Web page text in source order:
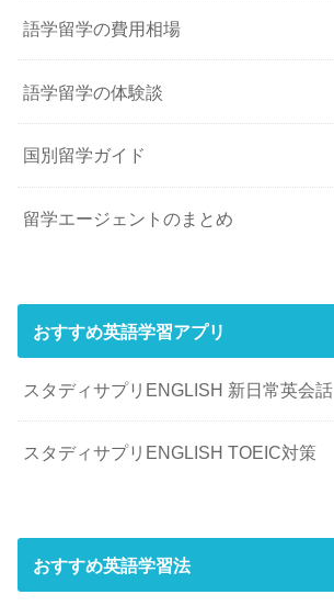
語学留学の費用相場
語学留学の体験談
国別留学ガイド
留学エージェントのまとめ
おすすめ英語学習アプリ
スタディサプリENGLISH 新日常英会話
スタディサプリENGLISH TOEIC対策
おすすめ英語学習法